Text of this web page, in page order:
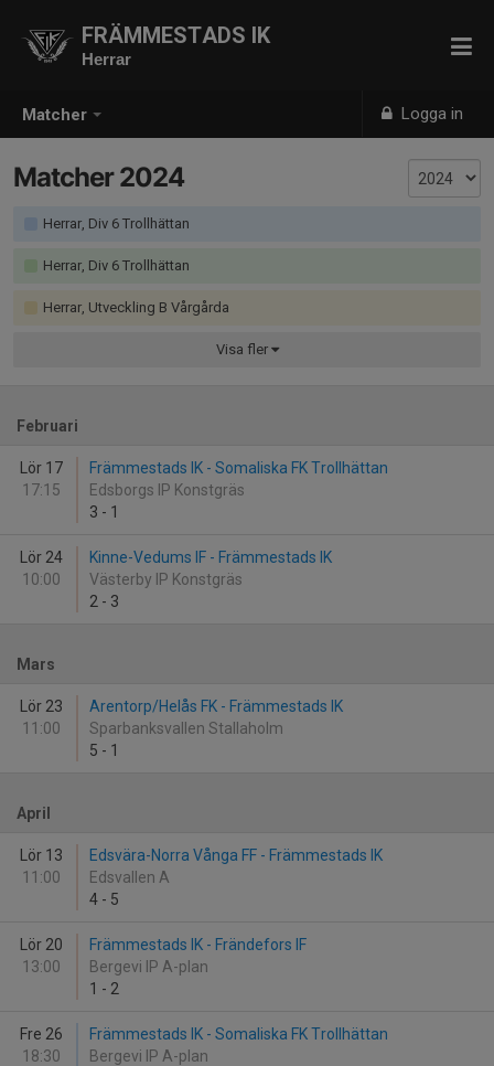
Matcher Logga in
FRÄMMESTADS IK
Herrar
Matcher 2024
Herrar, Div 6 Trollhättan
Herrar, Div 6 Trollhättan
Herrar, Utveckling B Vårgårda
Visa fler
Februari
Lör 17
17:15
Främmestads IK - Somaliska FK Trollhättan
Edsborgs IP Konstgräs
3 - 1
Lör 24
10:00
Kinne-Vedums IF - Främmestads IK
Västerby IP Konstgräs
2 - 3
Mars
Lör 23
11:00
Arentorp/Helås FK - Främmestads IK
Sparbanksvallen Stallaholm
5 - 1
April
Lör 13
11:00
Edsvära-Norra Vånga FF - Främmestads IK
Edsvallen A
4 - 5
Lör 20
13:00
Främmestads IK - Frändefors IF
Bergevi IP A-plan
1 - 2
Fre 26
18:30
Främmestads IK - Somaliska FK Trollhättan
Bergevi IP A-plan